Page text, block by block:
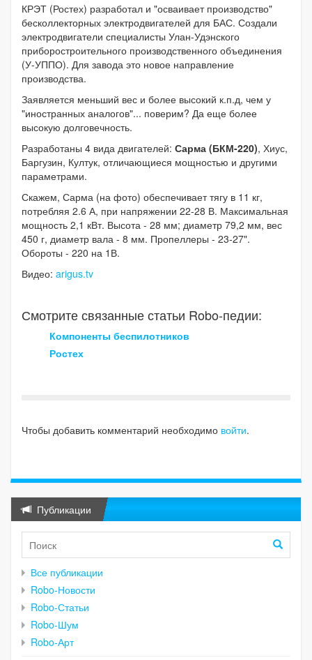
КРЭТ (Ростех) разработал и "осваивает производство"
бесколлекторных электродвигателей для БАС. Создали
электродвигатели специалисты Улан-Удэнского
приборостроительного производственного объединения
(У-УППО). Для завода это новое направление
производства.
Заявляется меньший вес и более высокий к.п.д, чем у
"иностранных аналогов"... поверим? Да еще более
высокую долговечность.
Разработаны 4 вида двигателей: Сарма (БКМ-220), Хиус,
Баргузин, Култук, отличающиеся мощностью и другими
параметрами.
Скажем, Сарма (на фото) обеспечивает тягу в 11 кг,
потребляя 2.6 А, при напряжении 22-28 В. Максимальная
мощность 2,1 кВт. Высота - 28 мм; диаметр 79,2 мм, вес
450 г, диаметр вала - 8 мм. Пропеллеры - 23-27".
Обороты - 220 на 1В.
Видео: arigus.tv
Смотрите связанные статьи Robo-педии:
Компоненты беспилотников
Ростех
Чтобы добавить комментарий необходимо войти.
Публикации
Все публикации
Robo-Новости
Robo-Статьи
Robo-Шум
Robo-Арт